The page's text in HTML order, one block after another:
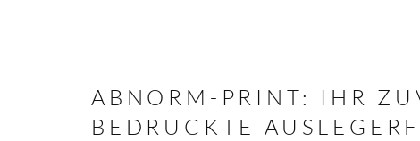
ABNORM-PRINT: IHR
BEDRUCKTE